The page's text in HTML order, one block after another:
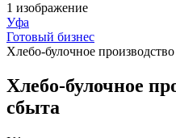
1 изображение
Уфа
Готовый бизнес
Хлебо-булочное
Хлебо-булочное
сбыта